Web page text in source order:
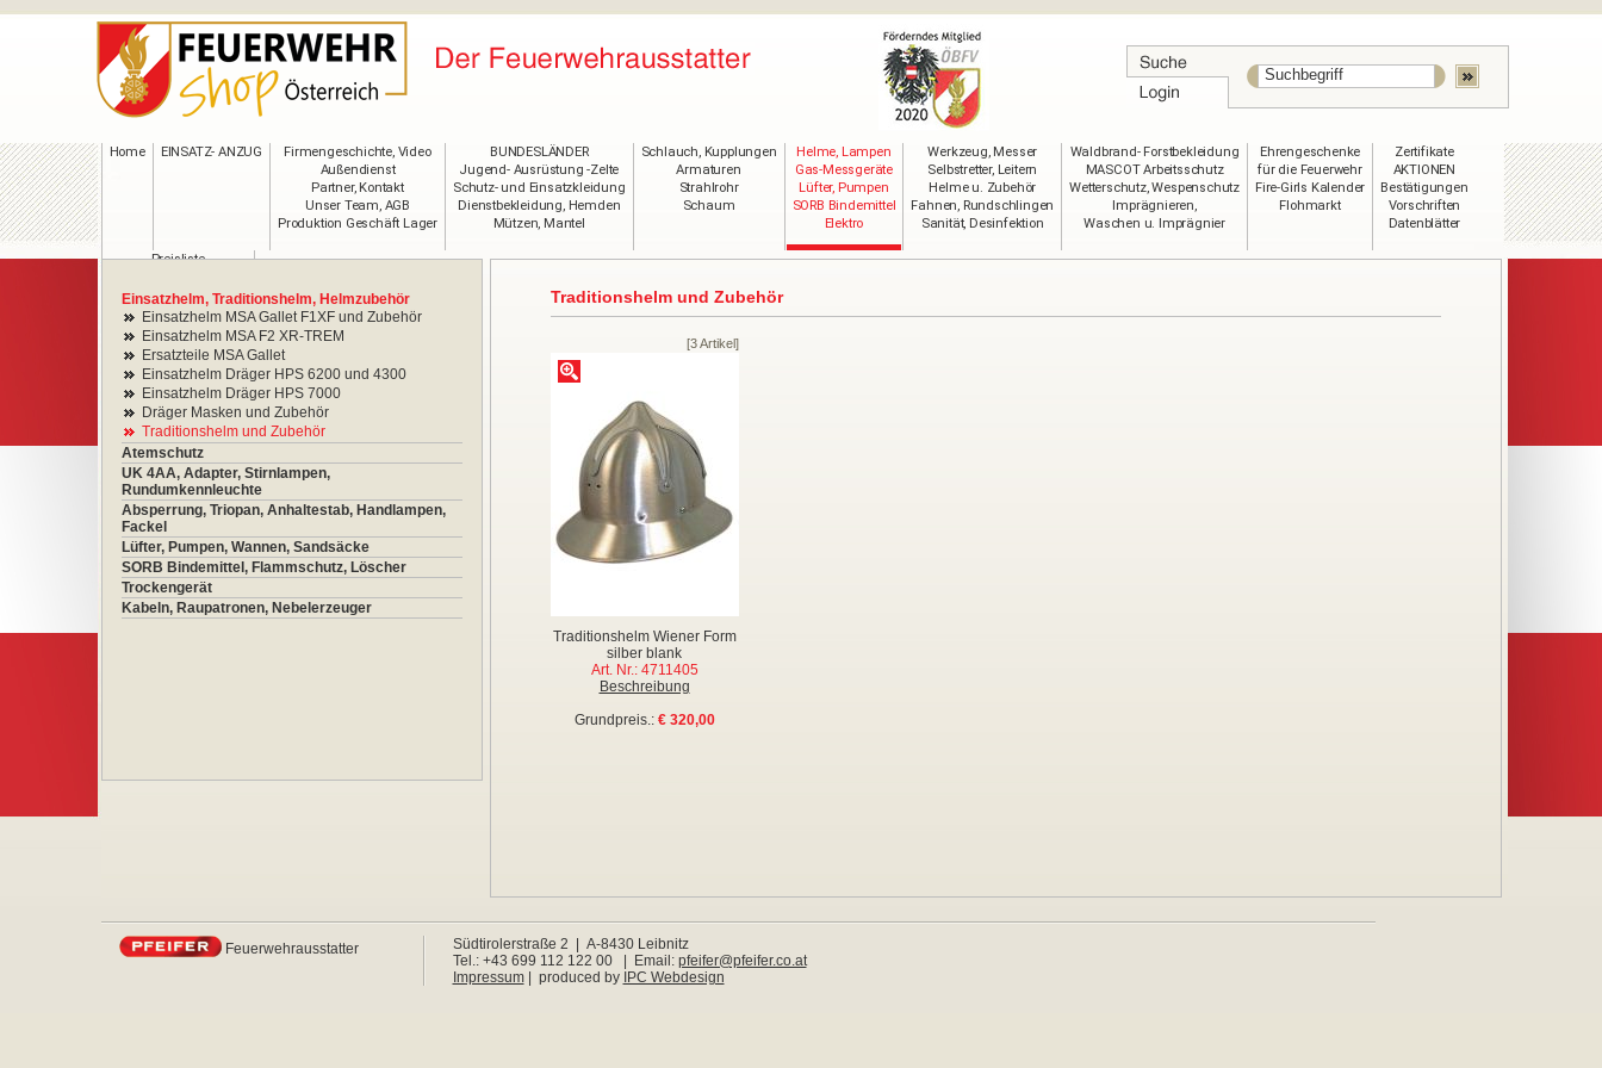
Home EINSATZ- ANZUG
Firmengeschichte, Video
Außendienst
Partner, Kontakt
Unser Team, AGB
Produktion Geschäft Lager
BUNDESLÄNDER
Jugend- Ausrüstung -Zelte
Schutz- und Einsatzkleidung
Dienstbekleidung, Hemden
Mützen, Mantel
Schlauch, Kupplungen
Armaturen
Strahlrohr
Schaum
Helme, Lampen
Gas-Messgeräte
Lüfter, Pumpen
SORB Bindemittel
Elektro
Werkzeug, Messer
Selbstretter, Leitern
Helme u. Zubehör
Fahnen, Rundschlingen
Sanität, Desinfektion
Waldbrand- Forstbekleidung
MASCOT Arbeitsschutz
Wetterschutz, Wespenschutz
Imprägnieren,
Waschen u. Imprägnier
Ehrengeschenke
für die Feuerwehr
Fire-Girls Kalender
Flohmarkt
Zertifikate
AKTIONEN
Bestätigungen
Vorschriften
Datenblätter
Preisliste
VIP-Anmeldung
Bekleidung im Wandel
PRESSE
Einsatzhelm, Traditionshelm, Helmzubehör
Einsatzhelm MSA Gallet F1XF und Zubehör
Einsatzhelm MSA F2 XR-TREM
Ersatzteile MSA Gallet
Einsatzhelm Dräger HPS 6200 und 4300
Einsatzhelm Dräger HPS 7000
Dräger Masken und Zubehör
Traditionshelm und Zubehör
Atemschutz
UK 4AA, Adapter, Stirnlampen,
Rundumkennleuchte
Absperrung, Triopan, Anhaltestab, Handlampen,
Fackel
Lüfter, Pumpen, Wannen, Sandsäcke
SORB Bindemittel, Flammschutz, Löscher
Trockengerät
Kabeln, Raupatronen, Nebelerzeuger
Traditionshelm und Zubehör
[3 Artikel]
Traditionshelm Wiener Form
silber blank
Art. Nr.: 4711405
Beschreibung
Grundpreis.: € 320,00
Feuerwehrausstatter
Südtirolerstraße 2 | A-8430 Leibnitz
Tel.: +43 699 112 122 00 | Email: pfeifer@pfeifer.co.at
Impressum| produced by IPC Webdesign